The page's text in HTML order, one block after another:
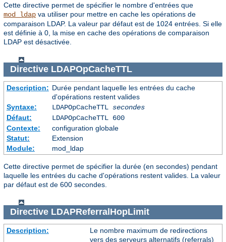
Cette directive permet de spécifier le nombre d'entrées que
mod_ldap va utiliser pour mettre en cache les opérations de
comparaison LDAP. La valeur par défaut est de 1024 entrées. Si elle
est définie à 0, la mise en cache des opérations de comparaison
LDAP est désactivée.
Directive LDAPOpCacheTTL
Description: Durée pendant laquelle les entrées du cache
d'opérations restent valides
Syntaxe:
LDAPOpCacheTTL secondes
Défaut:
LDAPOpCacheTTL 600
Contexte:
configuration globale
Statut:
Extension
Module:
mod_ldap
Cette directive permet de spécifier la durée (en secondes) pendant
laquelle les entrées du cache d'opérations restent valides. La valeur
par défaut est de 600 secondes.
Directive LDAPReferralHopLimit
Description:
Le nombre maximum de redirections
vers des serveurs alternatifs (referrals)